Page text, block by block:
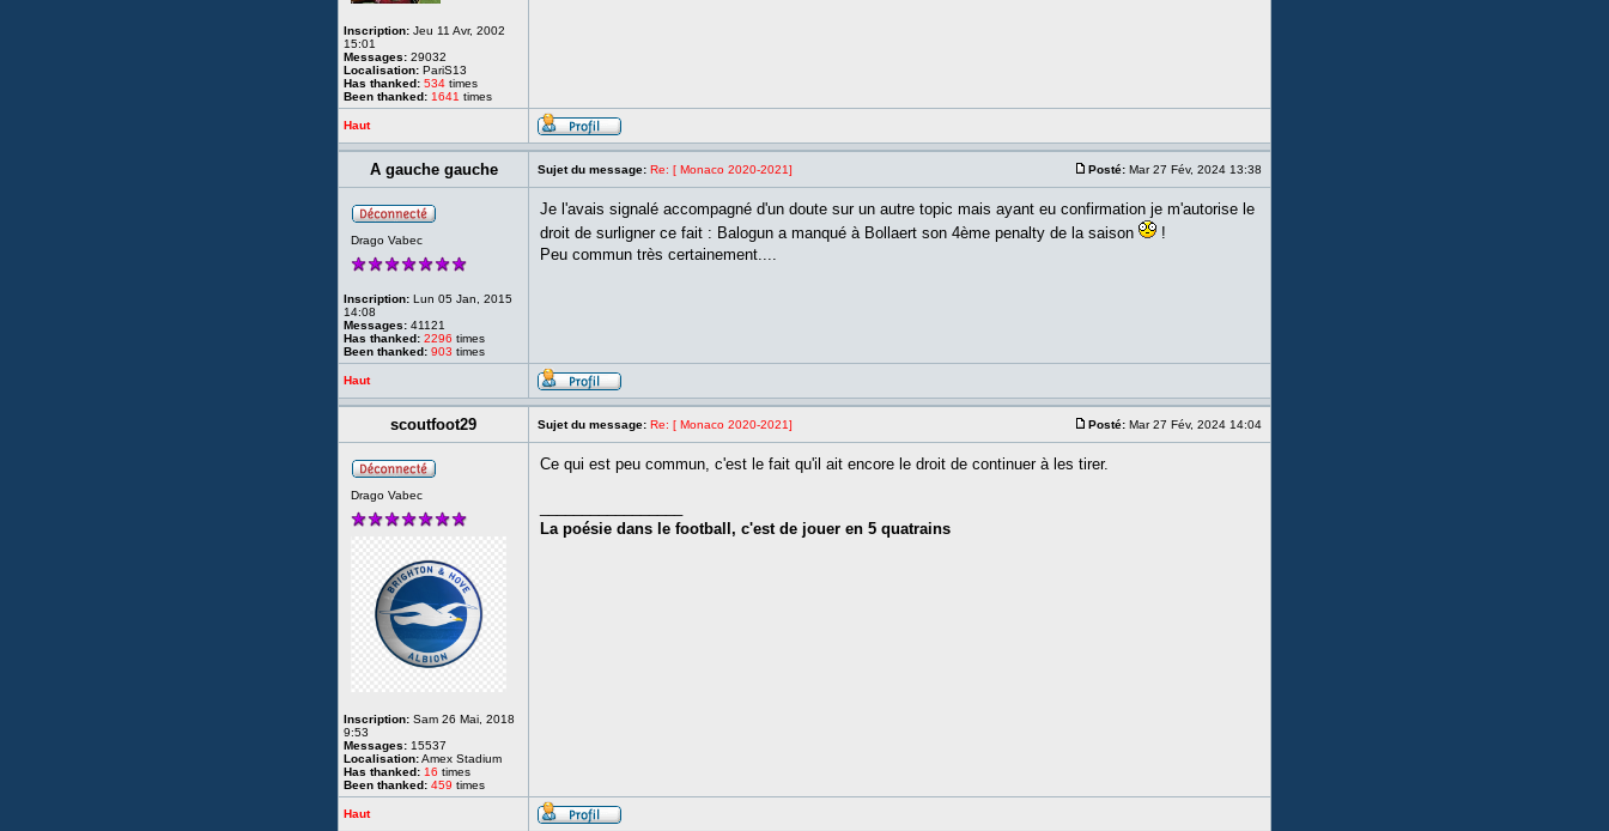
Inscription: Jeu 11 Avr, 2002
15:01
Messages: 29032
Localisation: PariS13
Has thanked: 534 times
Been thanked: 1641 times
Haut
A gauche gauche Sujet du message: Re: [ Monaco 2020-2021] Posté: Mar 27 Fév, 2024 13:38
Drago Vabec
Inscription: Lun 05 Jan, 2015
14:08
Messages: 41121
Has thanked: 2296 times
Been thanked: 903 times
Je l'avais signalé accompagné d'un doute sur un autre topic mais ayant eu confirmation je m'autorise le
droit de surligner ce fait : Balogun a manqué à Bollaert son 4ème penalty de la saison
!
Peu commun très certainement....
Haut
scoutfoot29 Sujet du message: Re: [ Monaco 2020-2021] Posté: Mar 27 Fév, 2024 14:04
Drago Vabec
Inscription: Sam 26 Mai, 2018
9:53
Messages: 15537
Localisation:Amex Stadium
Has thanked: 16 times
Been thanked: 459 times
Ce qui est peu commun, c'est le fait qu'il ait encore le droit de continuer à les tirer.
La poésie dans le football, c'est de jouer en 5 quatrains
Haut